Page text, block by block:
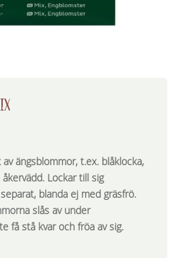
ängsblommor, t.ex. blåklocka,
Lockar till sig
blanda ej med gräsfrö.
slås av under
få stå kvar och fröa av sig.